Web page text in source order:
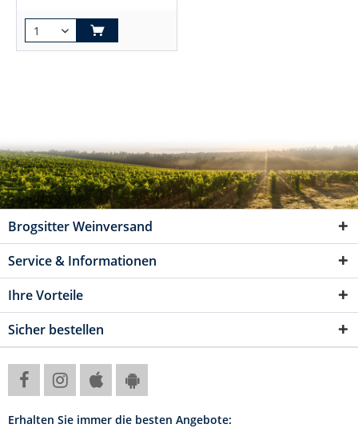
Brogsitter Weinversand
Service & Informationen
Ihre Vorteile
Sicher bestellen
Erhalten Sie immer die besten Angebote: